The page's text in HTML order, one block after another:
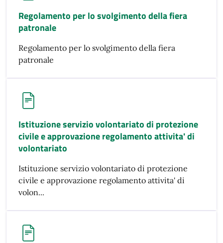
Regolamento per lo svolgimento della fiera
patronale
Regolamento per lo svolgimento della fiera
patronale
Istituzione servizio volontariato di protezione
civile e approvazione regolamento attivita' di
volontariato
Istituzione servizio volontariato di protezione
civile e approvazione regolamento attivita' di
volon...